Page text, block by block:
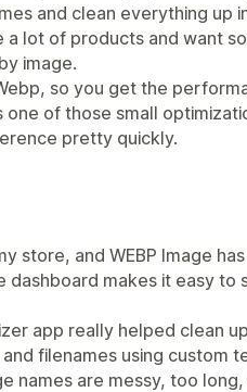
and clean everything up in
a lot of products and want
image.
so you get the
one of those small
pretty quickly.
store, and WEBP Image
dashboard makes it easy to
app really helped clean
filenames using custom
names are messy, too